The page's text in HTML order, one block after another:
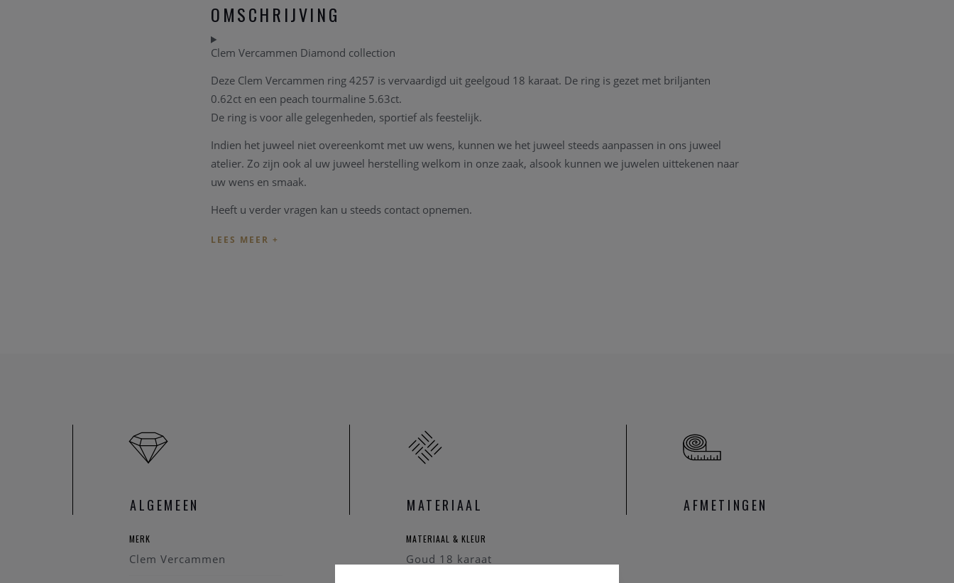
OMSCHRIJVING
Clem Vercammen Diamond collection
Deze Clem Vercammen ring 4257 is vervaardigd uit geelgoud 18 karaat. De ring is gezet met briljanten
0.62ct en een peach tourmaline 5.63ct.
De ring is voor alle gelegenheden, sportief als feestelijk.
Indien het juweel niet overeenkomt met uw wens, kunnen we het juweel steeds aanpassen in ons juweel
atelier. Zo zijn ook al uw juweel herstelling welkom in onze zaak, alsook kunnen we juwelen uittekenen naar
uw wens en smaak.
Heeft u verder vragen kan u steeds contact opnemen.
ALGEMEEN
MERK
Clem Vercammen
MATERIAAL
MATERIAAL & KLEUR
Goud 18 karaat
AFMETINGEN